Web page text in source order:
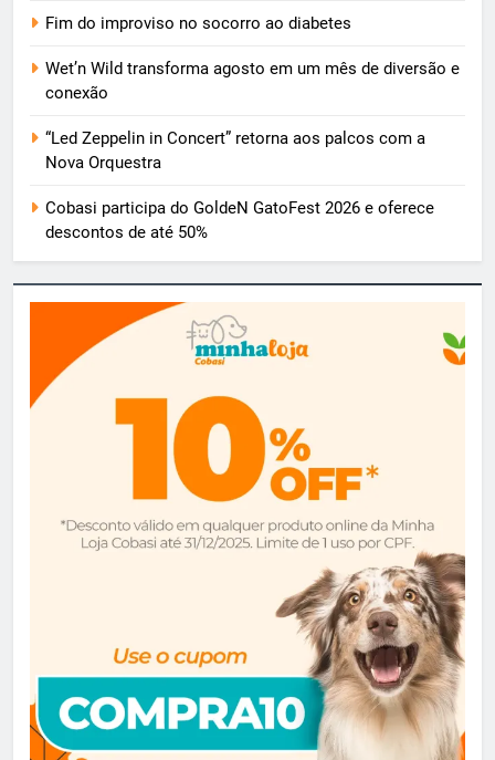
Fim do improviso no socorro ao diabetes
Wet’n Wild transforma agosto em um mês de diversão e
conexão
“Led Zeppelin in Concert” retorna aos palcos com a
Nova Orquestra
Cobasi participa do GoldeN GatoFest 2026 e oferece
descontos de até 50%